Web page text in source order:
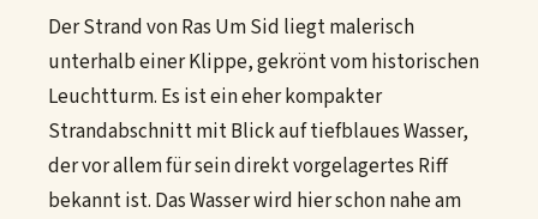
Der Strand von Ras Um Sid liegt malerisch
unterhalb einer Klippe, gekrönt vom historischen
Leuchtturm. Es ist ein eher kompakter
Strandabschnitt mit Blick auf tiefblaues Wasser,
der vor allem für sein direkt vorgelagertes Riff
bekannt ist. Das Wasser wird hier schon nahe am